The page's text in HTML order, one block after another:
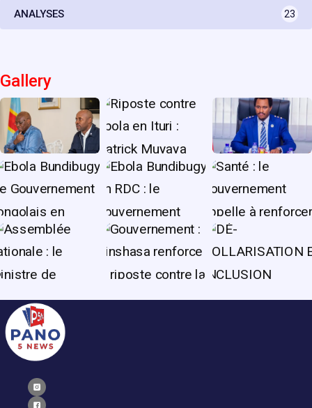
ANALYSES 23
Gallery